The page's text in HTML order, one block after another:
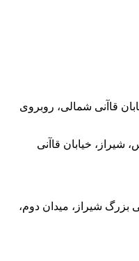
قاآنی شمالی، روبروی
شیراز، خیابان قاآنی
شیراز، میدان دوم،